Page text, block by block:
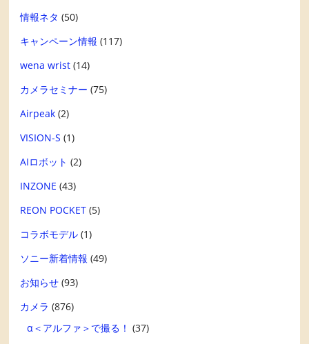
情報ネタ (50)
キャンペーン情報 (117)
wena wrist (14)
カメラセミナー (75)
Airpeak (2)
VISION-S (1)
AIロボット (2)
INZONE (43)
REON POCKET (5)
コラボモデル (1)
ソニー新着情報 (49)
お知らせ (93)
カメラ (876)
α＜アルファ＞で撮る！ (37)